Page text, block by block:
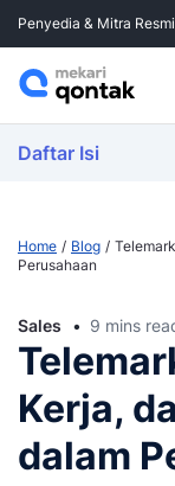
Penyedia & Mitra
Daftar Isi
Home Blog
Perusahaan
Sales 9 mins
Kerja,
dalam